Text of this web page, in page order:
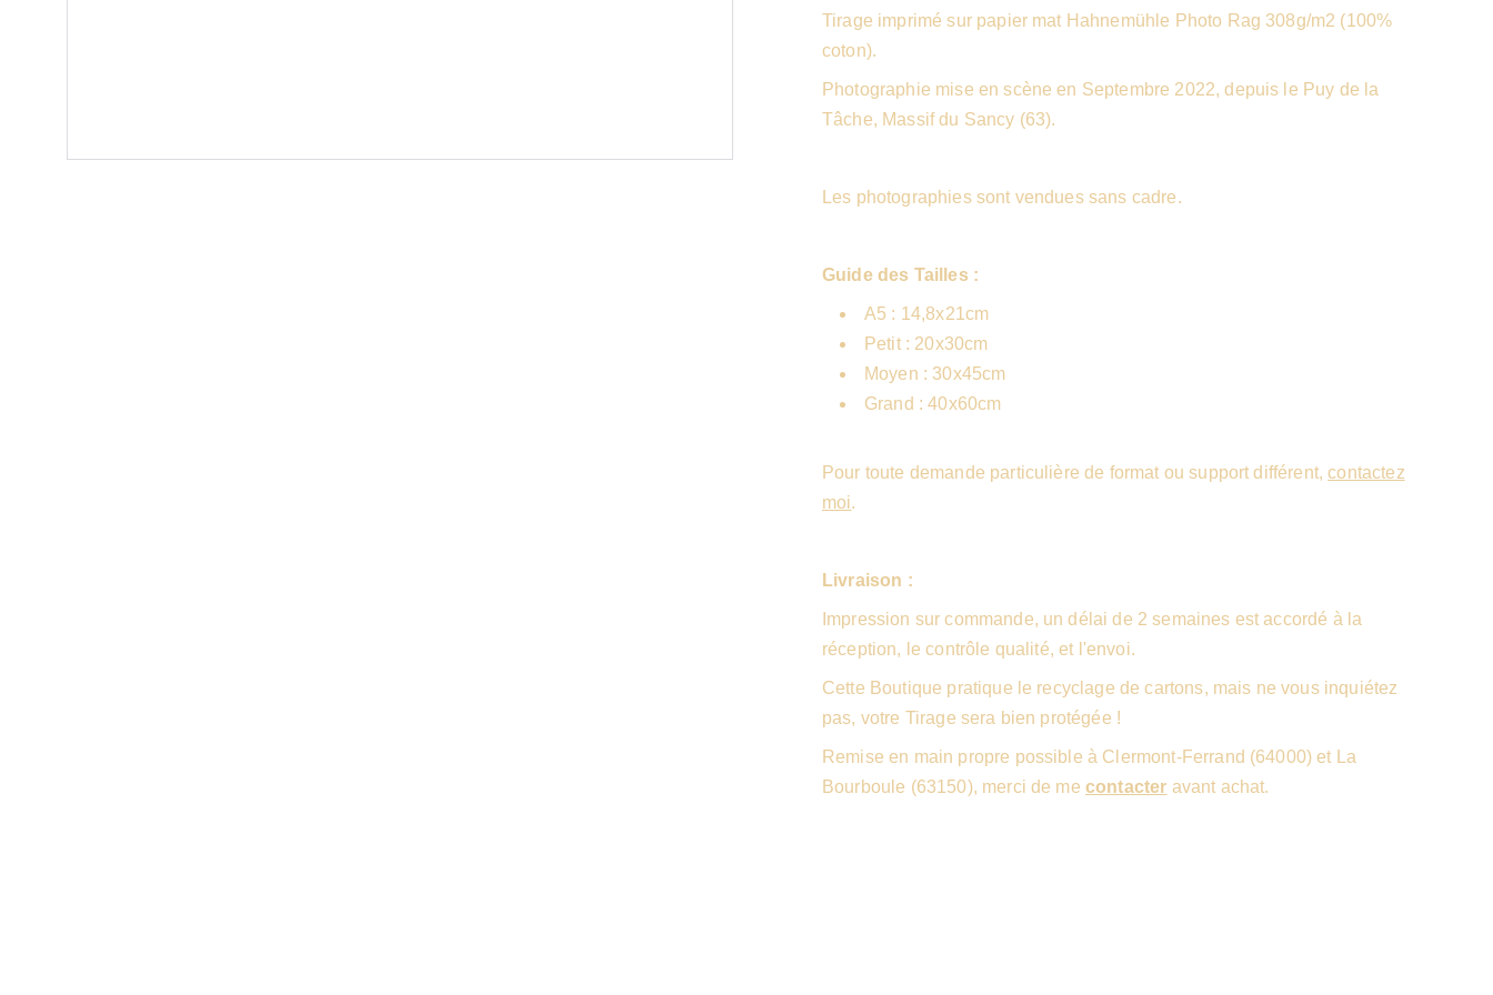
Tirage imprimé sur papier mat Hahnemühle Photo Rag 308g/m2 (100%
coton).
Photographie mise en scène en Septembre 2022, depuis le Puy de la
Tâche, Massif du Sancy (63).
Les photographies sont vendues sans cadre.
Guide des Tailles :
A5 : 14,8x21cm
Petit : 20x30cm
Moyen : 30x45cm
Grand : 40x60cm
Pour toute demande particulière de format ou support différent,contactez
moi.
Livraison :
Impression sur commande, un délai de 2 semaines est accordé à la
réception, le contrôle qualité, et l'envoi.
Cette Boutique pratique le recyclage de cartons, mais ne vous inquiétez
pas, votre Tirage sera bien protégée !
Remise en main propre possible à Clermont-Ferrand (64000) et La
Bourboule (63150), merci de me contacter avant achat.